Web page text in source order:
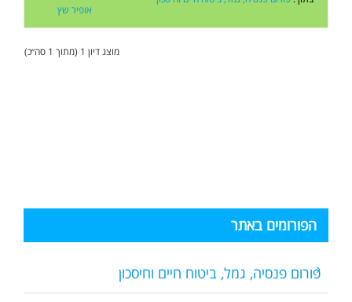
אופיר שץ
מוצג דיון 1 (מתוך 1 סה״כ)
הפורומים באתר
פורום פנסיה, גמל, ביטוח חיים וחיסכון